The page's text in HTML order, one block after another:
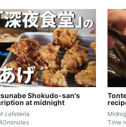
Shokudo-san's
at midnight
cafeteria
Time